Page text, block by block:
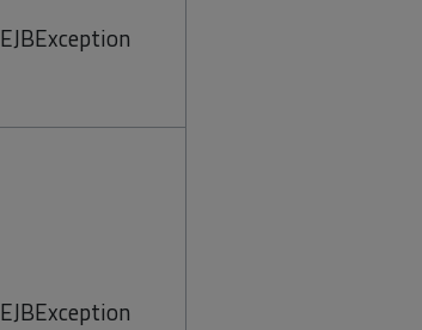
EJBException
EJBException